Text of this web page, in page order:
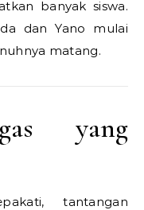
banyak siswa.
dan Yano mulai
matang.
yang
tantangan